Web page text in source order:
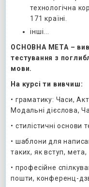
технологічна
171 країні.
інші...
ОСНОВНА МЕТА –
тестування з
мови.
На курсі ти вивчиш:
• граматику: Часи,
Модальні дієслова,
• стилістичні основи
• шаблони для
таких, як вступ,
• професійне
пошти, конференц-